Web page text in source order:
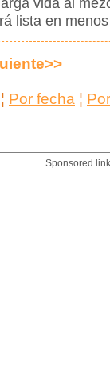
vida al
lista en
¦ Por fecha ¦
Sponsored